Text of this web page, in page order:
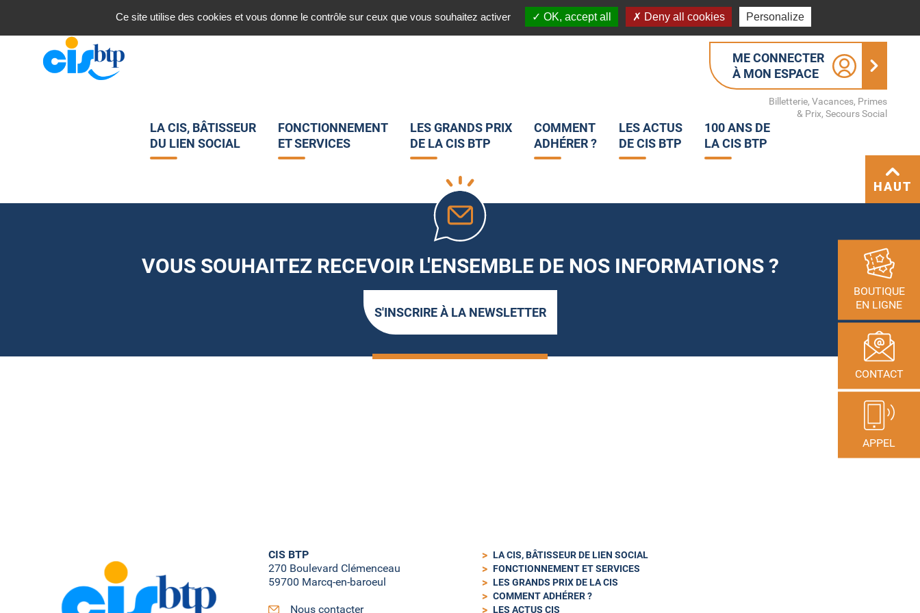
Nous contacter : 03 20 45 82 25 Nous suivre sur les réseaux sociaux :
ME CONNECTER
À MON ESPACE
Billetterie, Vacances, Primes
& Prix, Secours Social
LA CIS, BÂTISSEUR
DU LIEN SOCIAL
FONCTIONNEMENT
ET SERVICES
LES GRANDS PRIX
DE LA CIS BTP
COMMENT
ADHÉRER ?
LES ACTUS
DE CIS BTP
100 ANS DE
LA CIS BTP
BOUTIQUE
EN LIGNE
CONTACT
APPEL
HAUT
VOUS SOUHAITEZ RECEVOIR L'ENSEMBLE DE NOS INFORMATIONS ?
S'INSCRIRE À LA NEWSLETTER
CIS BTP
270 Boulevard Clémenceau
59700 Marcq-en-baroeul
Nous contacter
LA CIS, BÂTISSEUR DE LIEN SOCIAL
FONCTIONNEMENT ET SERVICES
LES GRANDS PRIX DE LA CIS
COMMENT ADHÉRER ?
LES ACTUS CIS
Ce site utilise des cookies et vous donne le contrôle sur ceux que vous souhaitez activer OK, accept all Deny all cookies Personalize